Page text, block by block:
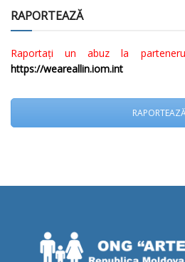
RAPORTEAZĂ
Raportați un abuz la
https://weareallin.iom.int